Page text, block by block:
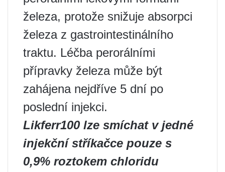
železa, protože snižuje absorpci
železa z gastrointestinálního
traktu. Léčba perorálními
přípravky železa může být
zahájena nejdříve 5 dní po
poslední injekci.
Likferr100 lze smíchat v jedné
injekční stříkačce pouze s
0,9% roztokem chloridu